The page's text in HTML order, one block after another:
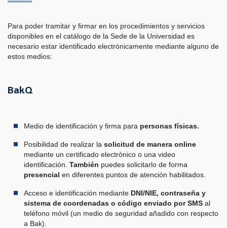
Para poder tramitar y firmar en los procedimientos y servicios
disponibles en el catálogo de la Sede de la Universidad es
necesario estar identificado electrónicamente mediante alguno de
estos medios:
BakQ
Medio de identificación y firma para personas físicas.
Posibilidad de realizar la solicitud de manera online
mediante un certificado electrónico o una video
identificación. También puedes solicitarlo de forma
presencial en diferentes puntos de atención habilitados.
Acceso e identificación mediante DNI/NIE, contraseña y
sistema de coordenadas o código enviado por SMS al
teléfono móvil (un medio de seguridad añadido con respecto
a Bak).